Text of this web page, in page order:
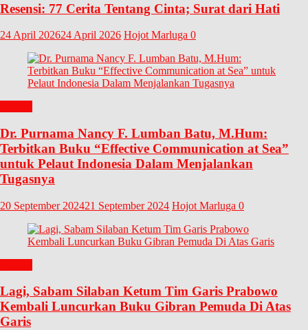
Resensi: 77 Cerita Tentang Cinta; Surat dari Hati
24 April 202624 April 2026 Hojot Marluga 0
Dr. Purnama Nancy F. Lumban Batu, M.Hum:
Terbitkan Buku “Effective Communication at Sea”
untuk Pelaut Indonesia Dalam Menjalankan
Tugasnya
20 September 202421 September 2024 Hojot Marluga 0
Lagi, Sabam Silaban Ketum Tim Garis Prabowo
Kembali Luncurkan Buku Gibran Pemuda Di Atas
Garis